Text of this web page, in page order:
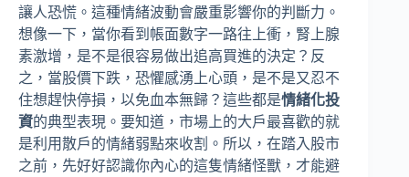
讓人恐慌。這種情緒波動會嚴重影響你的判斷力。
想像一下，當你看到帳面數字一路往上衝，腎上腺
素激增，是不是很容易做出追高買進的決定？反
之，當股價下跌，恐懼感湧上心頭，是不是又忍不
住想趕快停損，以免血本無歸？這些都是情緒化投
資的典型表現。要知道，市場上的大戶最喜歡的就
是利用散戶的情緒弱點來收割。所以，在踏入股市
之前，先好好認識你內心的這隻情緒怪獸，才能避